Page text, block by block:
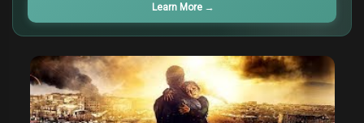
Learn More →